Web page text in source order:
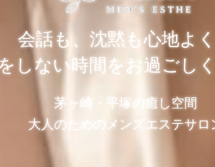
会話も、沈黙も心地よく
しない時間をお過ごしく
茅ヶ崎・平塚の癒し空間
大人のためのメンズエステサロ